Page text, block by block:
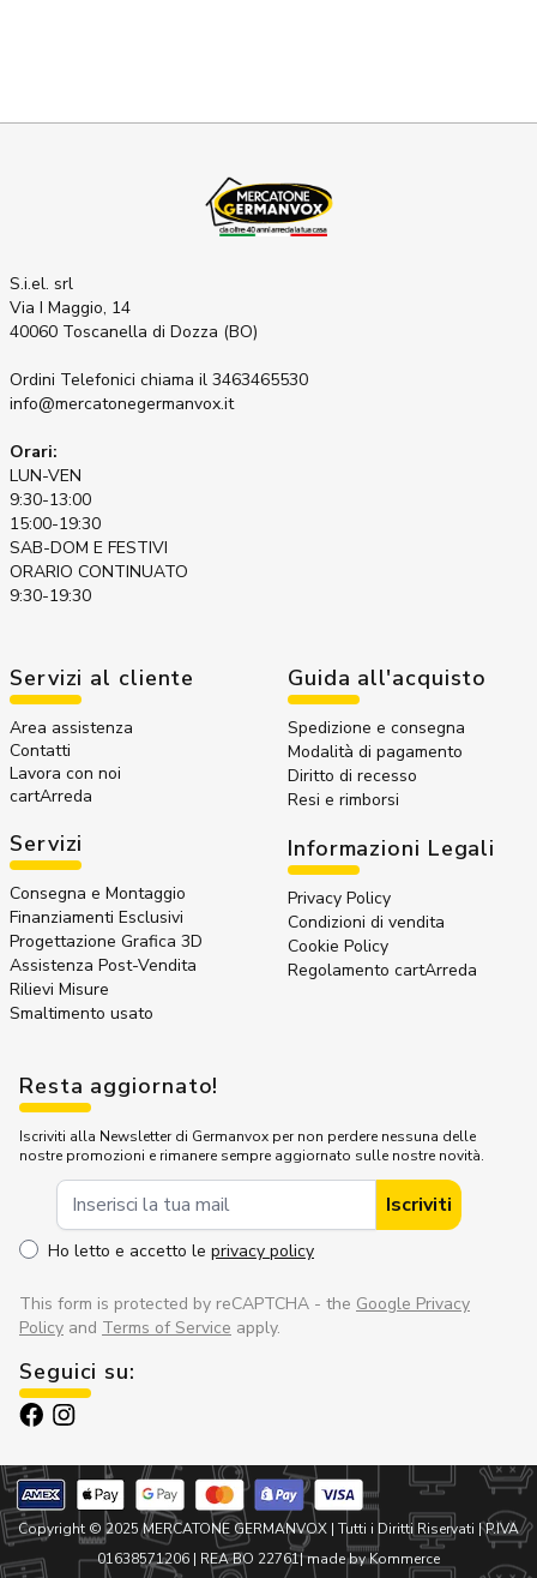
S.i.el. srl
Via I Maggio, 14
40060 Toscanella di Dozza (BO)
Ordini Telefonici chiama il 3463465530
info@mercatonegermanvox.it
Orari:
LUN-VEN
9:30-13:00
15:00-19:30
SAB-DOM E FESTIVI
ORARIO CONTINUATO
9:30-19:30
Servizi al cliente
Area assistenza
Contatti
Lavora con noi
cartArreda
Servizi
Consegna e Montaggio
Finanziamenti Esclusivi
Progettazione Grafica 3D
Assistenza Post-Vendita
Rilievi Misure
Smaltimento usato
Guida all'acquisto
Spedizione e consegna
Modalità di pagamento
Diritto di recesso
Resi e rimborsi
Informazioni Legali
Privacy Policy
Condizioni di vendita
Cookie Policy
Regolamento cartArreda
Resta aggiornato!
Iscriviti alla Newsletter di Germanvox per non perdere nessuna delle
nostre promozioni e rimanere sempre aggiornato sulle nostre novità.
Iscriviti
Ho letto e accetto le privacy policy
This form is protected by reCAPTCHA - the Google Privacy
Policy and Terms of Service apply.
Seguici su:
Copyright © 2025 MERCATONE GERMANVOX | Tutti i Diritti Riservati | P.IVA
01638571206 | REA BO 22761| made by Kommerce